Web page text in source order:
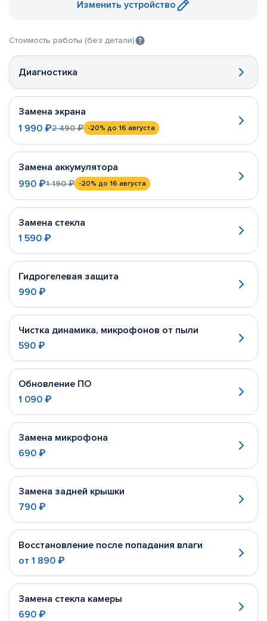
Изменить устройство
Стоимость работы (без детали)
Диагностика
Замена экрана
1 990 ₽2 490 ₽ -20% до 16 августа
Замена аккумулятора
990 ₽1 190 ₽ -20% до 16 августа
Замена стекла
1 590 ₽
Гидрогелевая защита
990 ₽
Чистка динамика, микрофонов от пыли
590 ₽
Обновление ПО
1 090 ₽
Замена микрофона
690 ₽
Замена задней крышки
790 ₽
Восстановление после попадания влаги
от 1 890 ₽
Замена стекла камеры
690 ₽